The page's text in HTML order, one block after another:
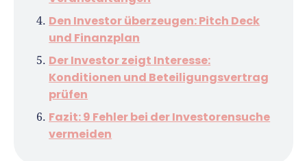
Podcast-Host, Webinar-Moderator und auf
unserem YouTube-Kanal.
Er ist Interviewpartner in anderen Medien
und verfasst Fachbeiträge zu
Gründungsthemen.
Den Investor überzeugen: Pitch Deck
und Finanzplan
Der Investor zeigt Interesse:
Konditionen und Beteiligungsvertrag
prüfen
Fazit: 9 Fehler bei der Investorensuche
vermeiden